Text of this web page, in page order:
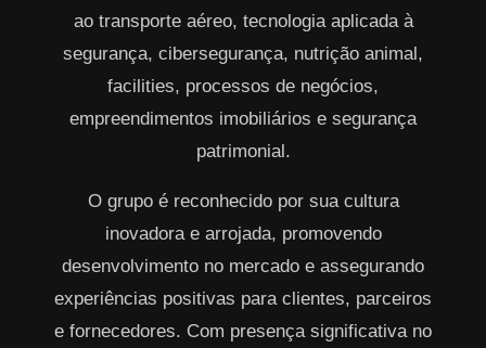
ao transporte aéreo, tecnologia aplicada à
segurança, cibersegurança, nutrição animal,
facilities, processos de negócios,
empreendimentos imobiliários e segurança
patrimonial.
O grupo é reconhecido por sua cultura
inovadora e arrojada, promovendo
desenvolvimento no mercado e assegurando
experiências positivas para clientes, parceiros
e fornecedores. Com presença significativa no